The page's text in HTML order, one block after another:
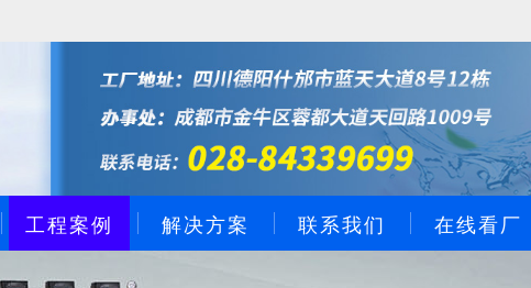
工程案例 解决方案 联系我们 在线看厂